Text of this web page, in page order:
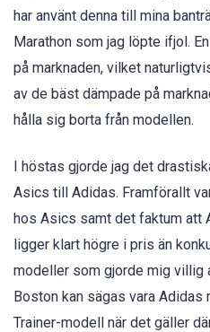
har använt denna till mina
Marathon som jag löpte ifjol.
på marknaden, vilket
av de bäst dämpade på
hålla sig borta från modellen.
I höstas gjorde jag det
Asics till Adidas. Framförallt
hos Asics samt det faktum att
ligger klart högre i pris än
modeller som gjorde mig villig
Boston kan sägas vara
Trainer-modell när det gäller